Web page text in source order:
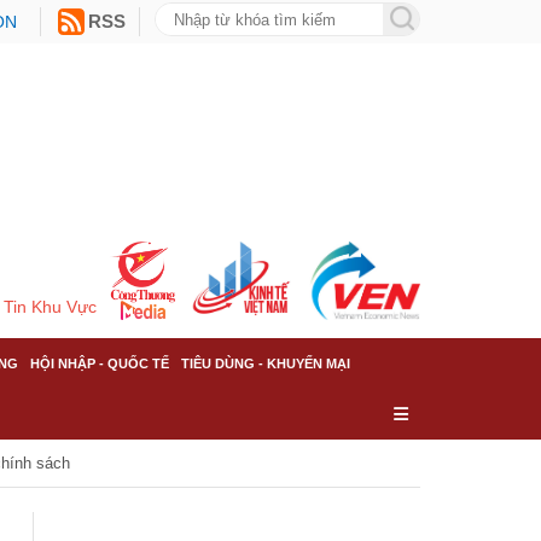
RSS
Tin Khu Vực
HỘI NHẬP - QUỐC TẾ TIÊU DÙNG - KHUYẾN MẠI
sách